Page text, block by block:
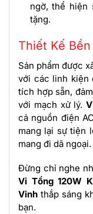
ngờ, thể hiện
tặng.
Thiết Kế
Sản phẩm được
với các linh kiện
tích hợp sẵn,
với mạch xử lý.
cả nguồn điện
mang lại sự tiện
mang đi dã ngoại.
Đừng chỉ nghe
Vỉ Tổng 120W
Vinh thắp sáng
bạn.